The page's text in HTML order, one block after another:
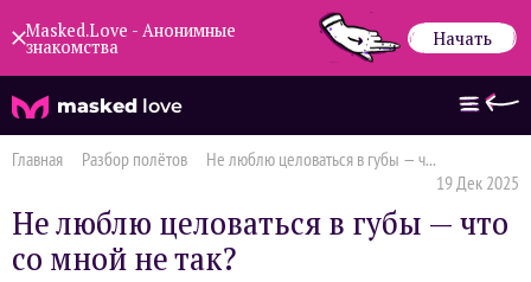
Masked.Love - Анонимные
знакомства Начать
masked love
Главная Разбор полётов
Не люблю целоваться в губы — ч...
19 Дек 2025
Не люблю целоваться в губы — что
со мной не так?